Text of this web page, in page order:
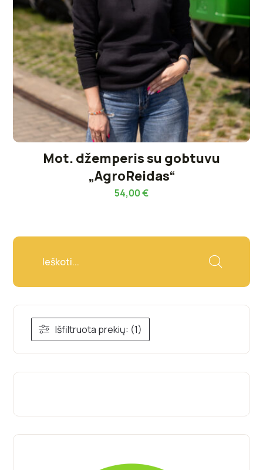
Mot. džemperis su gobtuvu
„AgroReidas“
54,00€
Išfiltruota prekių: (1)